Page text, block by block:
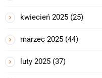
kwiecień 2025 (25)
marzec 2025 (44)
luty 2025 (37)